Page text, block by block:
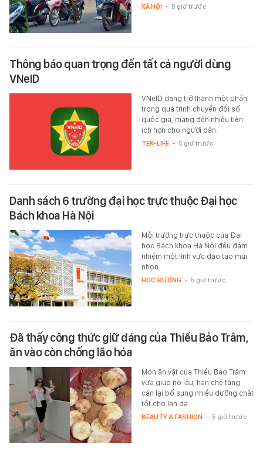
XÃ HỘI - 5 giờ trước
Thông báo quan trọng đến tất cả người dùng
VNeID
VNeID đang trở thành một phần
trong quá trình chuyển đổi số
quốc gia, mang đến nhiều tiện
ích hơn cho người dân.
TEK-LIFE - 5 giờ trước
Danh sách 6 trường đại học trực thuộc Đại học
Bách khoa Hà Nội
Mỗi trường trực thuộc của Đại
học Bách khoa Hà Nội đều đảm
nhiệm một lĩnh vực đào tạo mũi
nhọn
HỌC ĐƯỜNG - 5 giờ trước
Đã thấy công thức giữ dáng của Thiều Bảo Trâm,
ăn vào còn chống lão hóa
Món ăn vặt của Thiều Bảo Trâm
vừa giúp no lâu, hạn chế tăng
cân lại bổ sung nhiều dưỡng chất
tốt cho làn da.
BEAUTY & FASHION - 5 giờ trước